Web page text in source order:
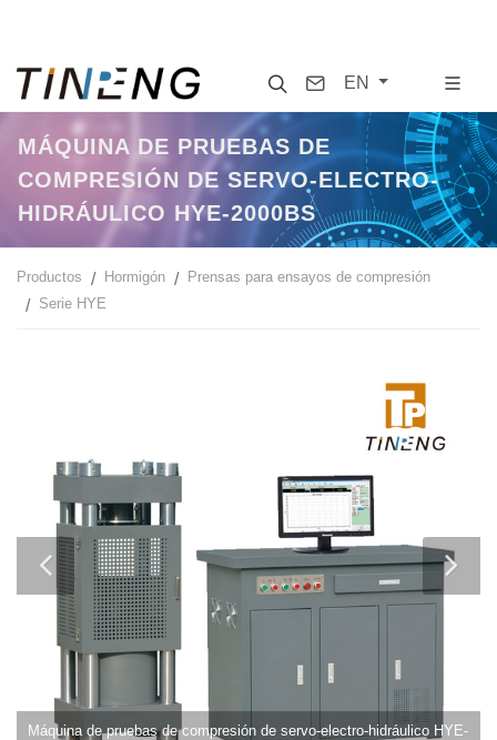
SearchContact
EN
MÁQUINA DE PRUEBAS DE
COMPRESIÓN DE SERVO-ELECTRO-
HIDRÁULICO HYE-2000BS
Productos Hormigón
Prensas para ensayos de compresión
Serie HYE
Máquina de pruebas de compresión de servo-electro-hidráulico HYE-